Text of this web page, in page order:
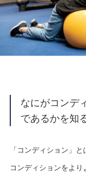
なにがコンデ
であるかを知
「コンディション」
コンディションをより